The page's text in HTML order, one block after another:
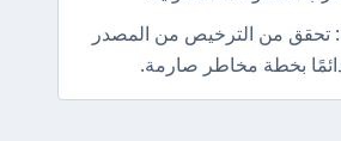
تحقق من الترخيص من المصدر
بخطة مخاطر صارمة.